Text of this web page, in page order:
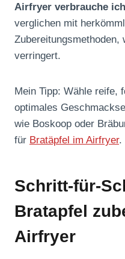
Airfryer verbrauche
verglichen mit
Zubereitungsmethoden,
verringert.
Mein Tipp: Wähle reife,
optimales
wie Boskoop oder
für Bratäpfel im Airfryer.
Schritt-für-
Bratapfel
Airfryer